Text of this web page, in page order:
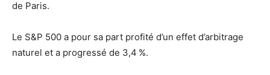
de Paris.
Le S&P 500 a pour sa part profité d’un effet d’arbitrage
naturel et a progressé de 3,4 %.